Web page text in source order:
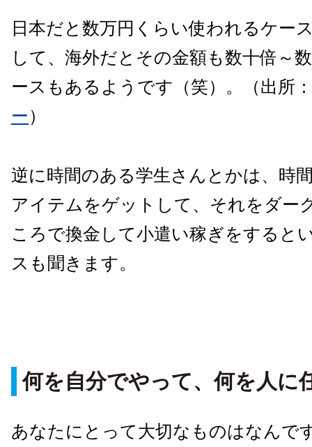
日本だと数万円くらい使われるケー
して、海外だとその金額も数十倍～
ースもあるようです（笑）。（出所：
ー ）
逆に時間のある学生さんとかは、時
アイテムをゲットして、それをダー
ころで換金して小遣い稼ぎをすると
スも聞きます。
何を自分でやって、何を人に
あなたにとって大切なものはなんで